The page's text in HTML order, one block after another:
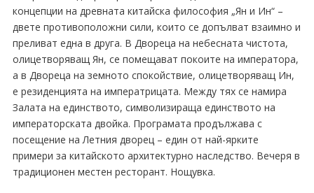
концепции на древната китайска философия „Ян и Ин“ –
двете противоположни сили, които се допълват взаимно и
преливат една в друга. В Двореца на небесната чистота,
олицетворяващ Ян, се помещават покоите на императора,
а в Двореца на земното спокойствие, олицетворяващ Ин,
е резиденцията на императрицата. Между тях се намира
Залата на единството, символизираща единството на
императорската двойка. Програмата продължава с
посещение на Летния дворец – един от най-ярките
примери за китайското архитектурно наследство. Вечеря в
традиционен местен ресторант. Нощувка.